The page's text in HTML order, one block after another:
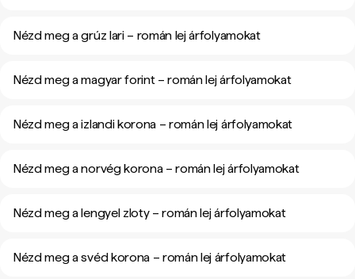
Nézd meg a grúz lari – román lej árfolyamokat
Nézd meg a magyar forint – román lej árfolyamokat
Nézd meg a izlandi korona – román lej árfolyamokat
Nézd meg a norvég korona – román lej árfolyamokat
Nézd meg a lengyel zloty – román lej árfolyamokat
Nézd meg a svéd korona – román lej árfolyamokat